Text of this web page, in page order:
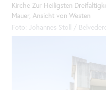
Kirche Zur Heiligsten
Mauer, Ansicht von Westen
Foto: Johannes Stoll /